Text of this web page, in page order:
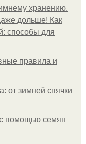
хранению.
дольше! Как
способы для
правила и
от зимней спячки
с помощью семян